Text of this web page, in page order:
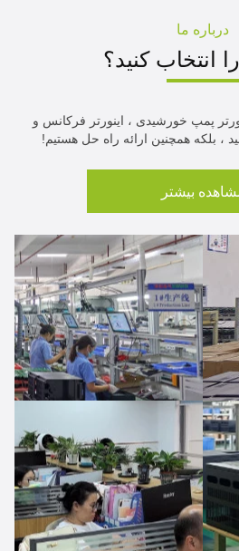
درباره ما
انتخاب کنید؟
پمپ خورشیدی ، اینورتر فرکانس و
، بلکه همچنین ارائه راه حل هستیم!
بیشتر